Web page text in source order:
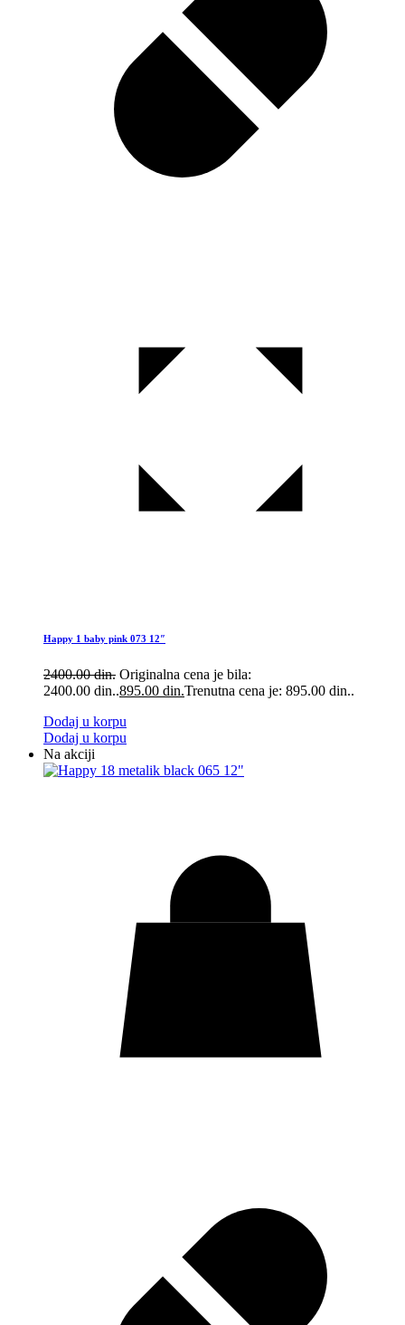
Happy 1 baby pink 073 12″
2400.00din. Originalna cena je bila:
2400.00 din..895.00 din.Trenutna cena je: 895.00 din..
Dodaj u korpu
Dodaj u korpu
Na akciji